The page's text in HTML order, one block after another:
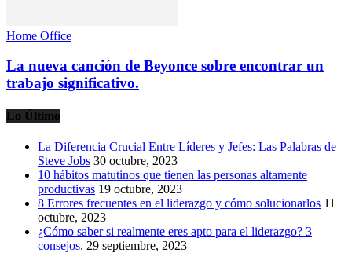
Home Office
La nueva canción de Beyonce sobre encontrar un
trabajo significativo.
Lo Último
La Diferencia Crucial Entre Líderes y Jefes: Las Palabras de
Steve Jobs 30 octubre, 2023
10 hábitos matutinos que tienen las personas altamente
productivas 19 octubre, 2023
8 Errores frecuentes en el liderazgo y cómo solucionarlos 11
octubre, 2023
¿Cómo saber si realmente eres apto para el liderazgo? 3
consejos. 29 septiembre, 2023